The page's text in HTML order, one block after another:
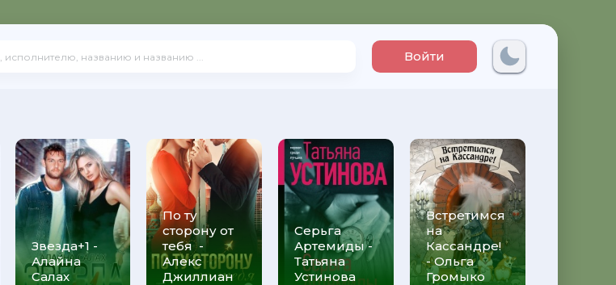
Войти
Звезда+1 -
Алайна
Салах
По ту
сторону от
тебя -
Алекс
Джиллиан
Серьга
Артемиды -
Татьяна
Устинова
Встретимся
на
Кассандре!
- Ольга
Громыко